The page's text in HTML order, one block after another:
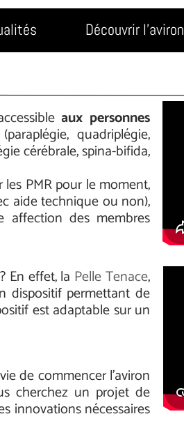
Découvrir l'aviron
aux personnes
(paraplégie, quadriplégie,
cérébrale, spina-bifida,
PMR pour le moment,
aide technique ou non),
affection des membres
En effet, la Pelle Tenace,
dispositif permettant de
est adaptable sur un
de commencer l’aviron
cherchez un projet de
innovations nécessaires